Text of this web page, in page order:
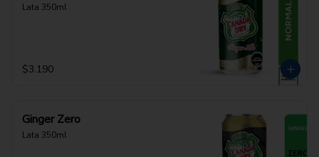
Lata 350ml
$3.190
Ginger Zero
Lata 350ml